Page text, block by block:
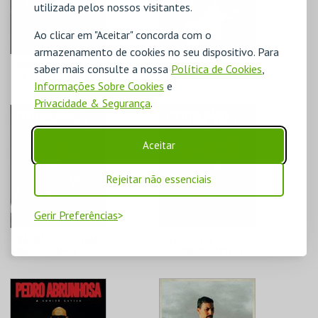
utilizada pelos nossos visitantes.
Ao clicar em "Aceitar" concorda com o
armazenamento de cookies no seu dispositivo. Para
saber mais consulte a nossa Política de Cookies,
Informações Sobre Cookies e
Privacidade & Segurança.
Aceitar
Rejeitar não essenciais
Gerir Preferências
COMPRAR COMPRAR
WONDERLANDI |
FESTIVAL DANCE
DANCE DANCE
TEATRO DAS
FIGURAS
OFF, OFF |
FESTIVAL DANCE
DANCE DANCE
FIGURAS
COMPRAR
TEATRO DAS
FIGURAS
FIGURAS